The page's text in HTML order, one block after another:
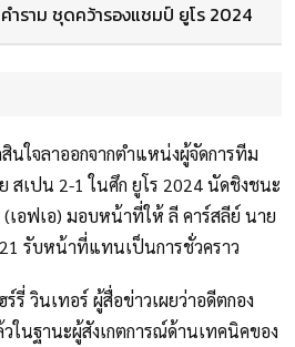
ำราม ชุดคว้ารองแชมป์ ยูโร 2024
นใจลาออกจากตำแหน่งผู้จัดการทีม
เปน 2-1 ในศึก ยูโร 2024 นัดชิงชนะ
อฟเอ) มอบหน้าที่ให้ ลี คาร์สลีย์ นาย
รับหน้าที่แทนเป็นการชั่วคราว
รี่ วินเทอร์ ผู้สื่อข่าวเผยว่าอดีตกอง
ในฐานะผู้สังเกตการณ์ด้านเทคนิคของ